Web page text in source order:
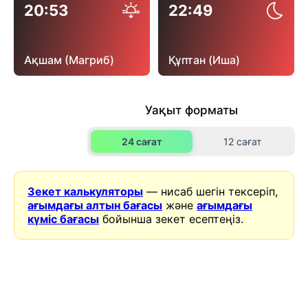
20:53
Ақшам (Магриб)
22:49
Құптан (Иша)
Уақыт форматы
24 сағат 12 сағат
Зекет калькуляторы — нисаб шегін тексеріп,
ағымдағы алтын бағасы жәнеағымдағы
күміс бағасы бойынша зекет есептеңіз.